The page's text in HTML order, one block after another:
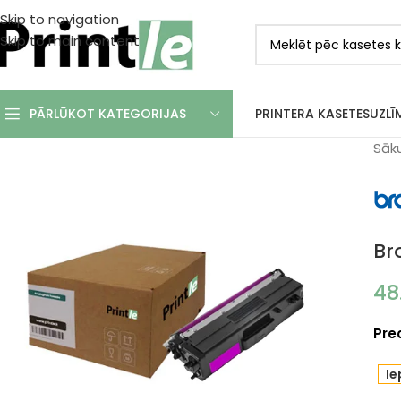
Skip to navigation
Skip to main content
PĀRLŪKOT KATEGORIJAS PRINTERA KASETES